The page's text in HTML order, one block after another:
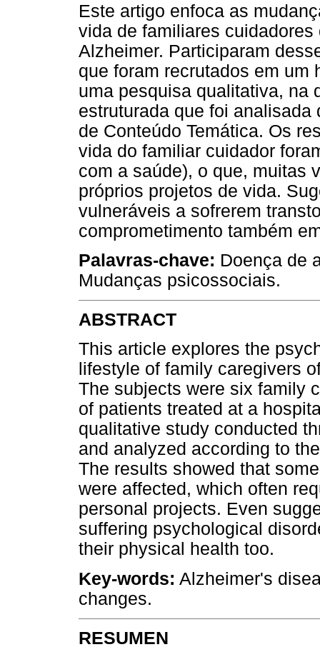
Este artigo enfoca as
vida de familiares
Alzheimer. Participaram
que foram recrutados em um
uma pesquisa qualitativa, na
estruturada que foi
de Conteúdo Temática. Os
vida do familiar cuidador
com a saúde), o que, muitas
próprios projetos de vida.
vulneráveis a sofrerem
comprometimento também
Palavras-chave: Doença de
Mudanças psicossociais.
ABSTRACT
This article explores the
lifestyle of family caregivers
The subjects were six family
of patients treated at a
qualitative study conducted
and analyzed according to
The results showed that
were affected, which often
personal projects. Even
suffering psychological
their physical health too.
Key-words: Alzheimer's
changes.
RESUMEN